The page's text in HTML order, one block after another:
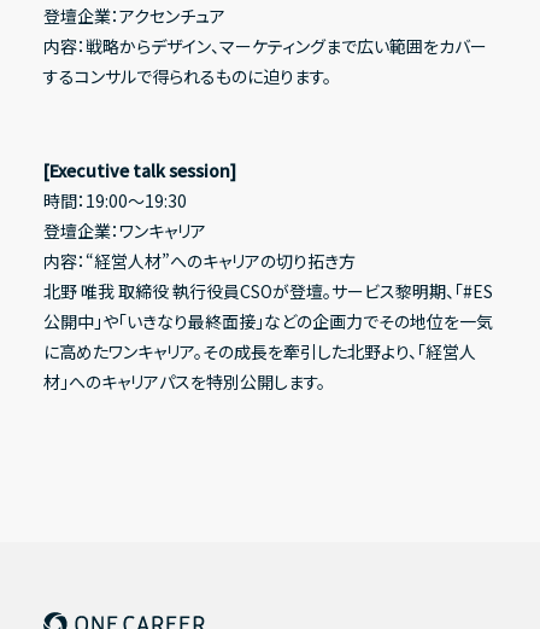
登壇企業：アクセンチュア
内容：戦略からデザイン、マーケティングまで広い範囲をカバー
するコンサルで得られるものに迫ります。
[Executive talk session]
時間：19:00〜19:30
登壇企業：ワンキャリア
内容：“経営人材”へのキャリアの切り拓き方
北野 唯我 取締役 執行役員CSOが登壇。サービス黎明期、「#ES
公開中」や「いきなり最終面接」などの企画力でその地位を一気
に高めたワンキャリア。その成長を牽引した北野より、「経営人
材」へのキャリアパスを特別公開します。